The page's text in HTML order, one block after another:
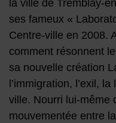
la ville de Tremblay-
ses fameux «
Centre-ville en 2008.
comment résonnent
sa nouvelle création
l’immigration, l’exil,
ville. Nourri lui-même
mouvementée entre